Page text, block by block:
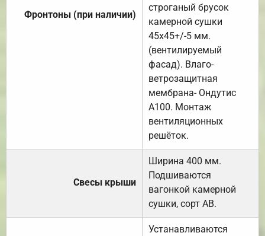
Фронтоны (при наличии)
строганый брусок
камерной сушки
45х45+/-5 мм.
(вентилируемый
фасад). Влаго-
ветрозащитная
мембрана- Ондутис
А100. Монтаж
вентиляционных
решёток.
Свесы крыши
Ширина 400 мм.
Подшиваются
вагонкой камерной
сушки, сорт АВ.
Устанавливаются